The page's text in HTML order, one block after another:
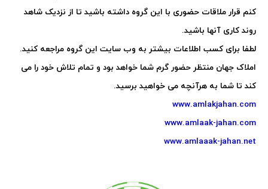
کنم قرار ملاقات حضوری با این گروه داشته باشید تا از نزدیک شاهد
روند کاری آنها باشید.
لطفا برای کسب اطلاعات بیشتر به وب سایت این گروه مراجعه کنید.
املاک جهان منتظر حضور گرم شما خواهد بود و تمام تلاش خود را می
کند تا شما به هرآنچه می خواهید برسید.
www.amlakjahan.com
www.amlaak-jahan.com
www.amlaaak-jahan.net